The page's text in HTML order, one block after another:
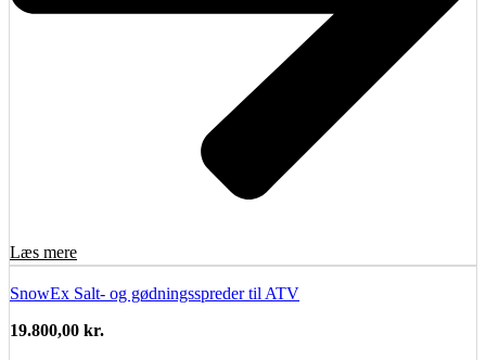
Læs mere
SnowEx Salt- og gødningsspreder til ATV
19.800,00 kr.